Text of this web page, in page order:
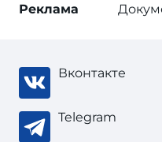
Реклама
Вконтакте
Telegram